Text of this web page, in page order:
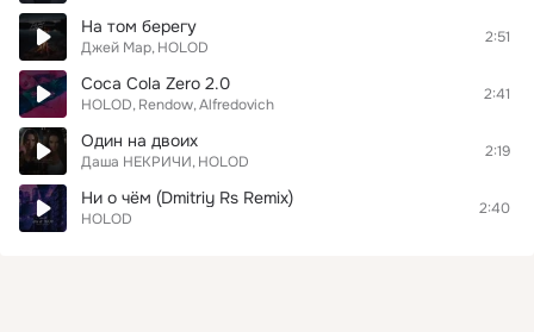
На том берегу
Джей Мар HOLOD
2:51
Coca Cola Zero 2.0
HOLOD Rendow Alfredovich
2:41
Один на двоих
Даша НЕКРИЧИ HOLOD
2:19
Ни о чём (Dmitriy Rs Remix)
HOLOD
2:40